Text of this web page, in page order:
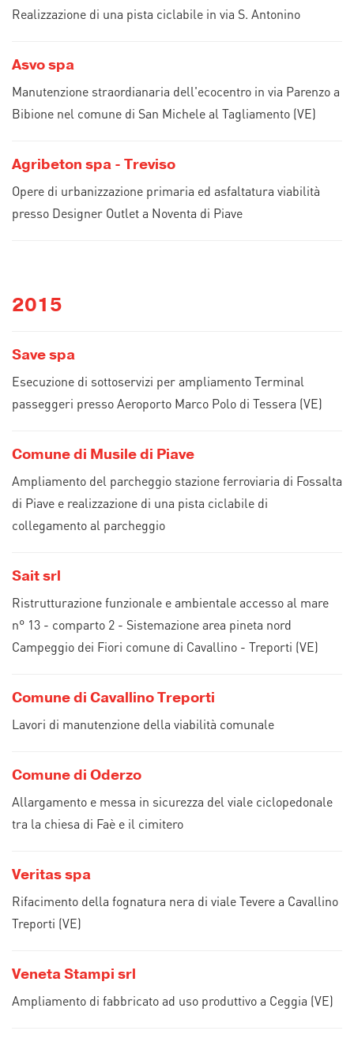
Realizzazione di una pista ciclabile in via S. Antonino
Asvo spa
Manutenzione straordianaria dell'ecocentro in via Parenzo a
Bibione nel comune di San Michele al Tagliamento (VE)
Agribeton spa - Treviso
Opere di urbanizzazione primaria ed asfaltatura viabilità
presso Designer Outlet a Noventa di Piave
2015
Save spa
Esecuzione di sottoservizi per ampliamento Terminal
passeggeri presso Aeroporto Marco Polo di Tessera (VE)
Comune di Musile di Piave
Ampliamento del parcheggio stazione ferroviaria di Fossalta
di Piave e realizzazione di una pista ciclabile di
collegamento al parcheggio
Sait srl
Ristrutturazione funzionale e ambientale accesso al mare
n° 13 - comparto 2 - Sistemazione area pineta nord
Campeggio dei Fiori comune di Cavallino - Treporti (VE)
Comune di Cavallino Treporti
Lavori di manutenzione della viabilità comunale
Comune di Oderzo
Allargamento e messa in sicurezza del viale ciclopedonale
tra la chiesa di Faè e il cimitero
Veritas spa
Rifacimento della fognatura nera di viale Tevere a Cavallino
Treporti (VE)
Veneta Stampi srl
Ampliamento di fabbricato ad uso produttivo a Ceggia (VE)